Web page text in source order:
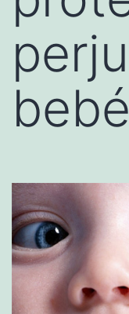
bebé